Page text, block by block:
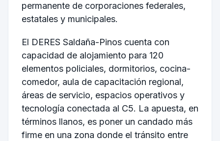
permanente de corporaciones federales,
estatales y municipales.
El DERES Saldaña-Pinos cuenta con
capacidad de alojamiento para 120
elementos policiales, dormitorios, cocina-
comedor, aula de capacitación regional,
áreas de servicio, espacios operativos y
tecnología conectada al C5. La apuesta, en
términos llanos, es poner un candado más
firme en una zona donde el tránsito entre